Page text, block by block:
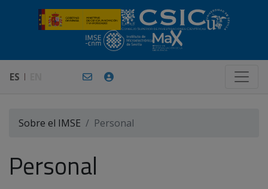
ES
Sobre el IMSE Personal
Personal